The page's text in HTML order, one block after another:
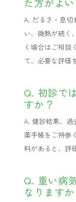
た方がよ
A. だるさ・息切
い、微熱が続く
く場合はご相談
て、必要な評価
Q. 初診で
すか？
A. 健診結果、過
薬手帳をご持参
料があると、評
Q. 重い病
なりますか